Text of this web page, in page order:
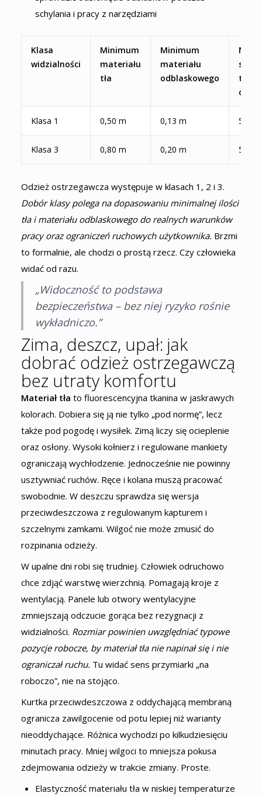
schylania i pracy z narzędziami
Klasa
widzialności
Minimum
materiału
tła
Minimum
materiału
odblaskowego
taśm
Klasa 1 0,50 m 0,13 m 50
Klasa 3 0,80 m 0,20 m 50
Odzież ostrzegawcza występuje w klasach 1, 2 i 3.
Dobór klasy polega na dopasowaniu minimalnej ilości
tła i materiału odblaskowego do realnych warunków
pracy oraz ograniczeń ruchowych użytkownika. Brzmi
to formalnie, ale chodzi o prostą rzecz. Czy człowieka
widać od razu.
„Widoczność to podstawa
bezpieczeństwa – bez niej ryzyko rośnie
wykładniczo.”
Zima, deszcz, upał: jak
dobrać odzież ostrzegawczą
bez utraty komfortu
Materiał tła to fluorescencyjna tkanina w jaskrawych
kolorach. Dobiera się ją nie tylko „pod normę”, lecz
także pod pogodę i wysiłek. Zimą liczy się ocieplenie
oraz osłony. Wysoki kołnierz i regulowane mankiety
ograniczają wychłodzenie. Jednocześnie nie powinny
usztywniać ruchów. Ręce i kolana muszą pracować
swobodnie. W deszczu sprawdza się wersja
przeciwdeszczowa z regulowanym kapturem i
szczelnymi zamkami. Wilgoć nie może zmusić do
rozpinania odzieży.
W upalne dni robi się trudniej. Człowiek odruchowo
chce zdjąć warstwę wierzchnią. Pomagają kroje z
wentylacją. Panele lub otwory wentylacyjne
zmniejszają odczucie gorąca bez rezygnacji z
widzialności. Rozmiar powinien uwzględniać typowe
pozycje robocze, by materiał tła nie napinał się i nie
ograniczał ruchu. Tu widać sens przymiarki „na
roboczo”, nie na stojąco.
Kurtka przeciwdeszczowa z oddychającą membraną
ogranicza zawilgocenie od potu lepiej niż warianty
nieoddychające. Różnica wychodzi po kilkudziesięciu
minutach pracy. Mniej wilgoci to mniejsza pokusa
zdejmowania odzieży w trakcie zmiany. Proste.
Elastyczność materiału tła w niskiej temperaturze